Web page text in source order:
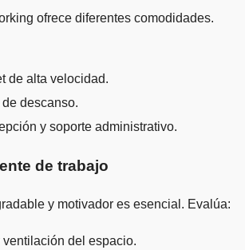
ofrece diferentes comodidades.
de alta velocidad.
descanso.
y soporte administrativo.
de trabajo
y motivador es esencial. Evalúa:
ventilación del espacio.